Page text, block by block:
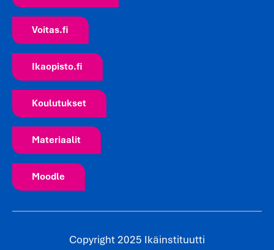
Voitas.fi
Ikaopisto.fi
Koulutukset
Materiaalit
Moodle
Copyright 2025 Ikäinstituutti